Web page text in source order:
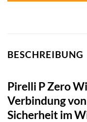
BESCHREIBUNG
Pirelli P Zero
Verbindung
Sicherheit im